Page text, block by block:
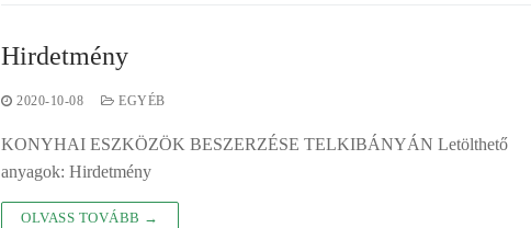
Hirdetmény
2020-10-08 EGYÉB
KONYHAI ESZKÖZÖK BESZERZÉSE TELKIBÁNYÁN Letölthető
anyagok: Hirdetmény
OLVASS TOVÁBB →